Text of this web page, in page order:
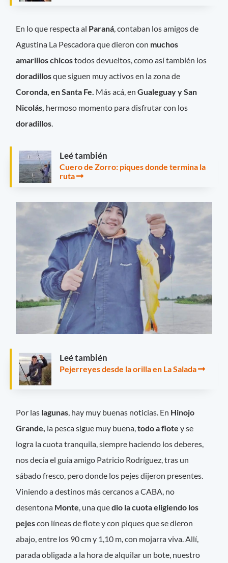
En lo que respecta al Paraná, contaban los amigos de
Agustina La Pescadora que dieron con muchos
amarillos chicostodos devueltos, como así también los
doradillosque siguen muy activos en la zona de
Coronda, en Santa Fe. Más acá, en Gualeguay y San
Nicolás, hermoso momento para disfrutar con los
doradillos.
Leé también
Cuero de Zorro: piques donde termina la
ruta
Leé también
Pejerreyes desde la orilla en La Salada
Por las lagunas, hay muy buenas noticias. En Hinojo
Grande, la pesca sigue muy buena,todo a flotey se
logra la cuota tranquila, siempre haciendo los deberes,
nos decía el guía amigo Patricio Rodríguez, tras un
sábado fresco, pero donde los pejes dijeron presentes.
Viniendo a destinos más cercanos a CABA, no
desentona Monte, una quedio la cuota eligiendo los
pejescon líneas de flote y con piques que se dieron
abajo, entre los 90 cm y 1,10 m, con mojarra viva. Allí,
parada obligada a la hora de alquilar un bote, nuestro